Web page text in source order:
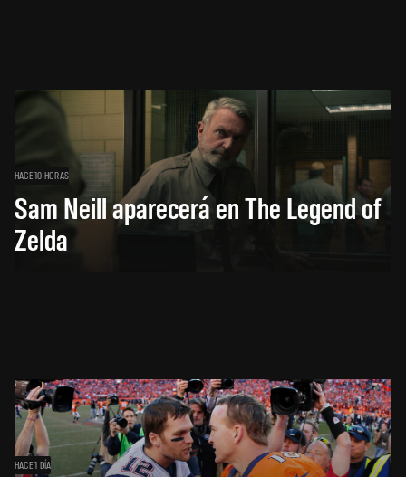
HACE 10 HORAS
Sam Neill aparecerá en The Legend of
Zelda
HACE 1 DÍA